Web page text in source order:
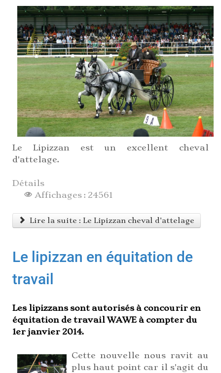
Le Lipizzan est un excellent cheval
d'attelage.
Détails
Affichages : 24561
Lire la suite : Le Lipizzan cheval d'attelage
Le lipizzan en équitation de
travail
Les lipizzans sont autorisés à concourir en
équitation de travail WAWE à compter du
1er janvier 2014.
Cette nouvelle nous ravit au
plus haut point car il s'agit du